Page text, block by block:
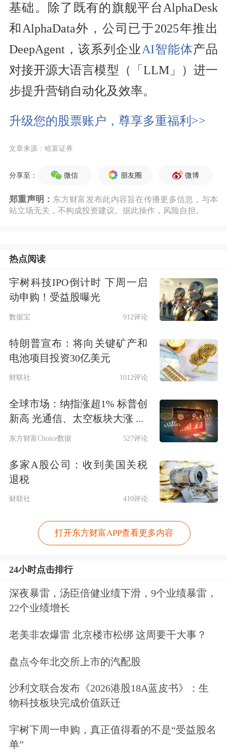
基础。除了既有的旗舰平台AlphaDesk
和AlphaData外，公司已于2025年推出
DeepAgent，该系列企业AI智能体产品
对接开源大语言模型（「LLM」）进一
步提升营销自动化及效率。
升级您的股票账户，尊享多重福利>>
文章来源：哈富证券
分享至： 微信 朋友圈 微博
郑重声明： 东方财富发布此内容旨在传播更多信息，与本
站立场无关，不构成投资建议。据此操作，风险自担。
热点阅读
宇树科技IPO倒计时 下周一启
动申购！受益股曝光
数据宝 912评论
特朗普宣布：将向关键矿产和
电池项目投资30亿美元
财联社 1012评论
全球市场：纳指涨超1% 标普创
新高 光通信、太空板块大涨 ...
东方财富Choice数据 527评论
多家A股公司：收到美国关税
退税
财联社 410评论
打开东方财富APP查看更多内容
24小时点击排行
深夜暴雷，汤臣倍健业绩下滑，9个业绩暴雷，
22个业绩增长
老美非农爆雷 北京楼市松绑 这周要干大事？
盘点今年北交所上市的汽配股
沙利文联合发布《2026港股18A蓝皮书》：生
物科技板块完成价值跃迁
宇树下周一申购，真正值得看的不是“受益股名
单”